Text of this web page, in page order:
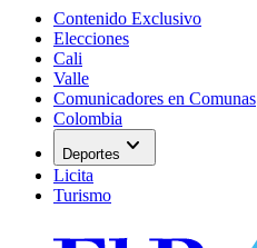
Contenido Exclusivo
Elecciones
Cali
Valle
Comunicadores en Comunas
Colombia
Deportes expand_more
Licita
Turismo